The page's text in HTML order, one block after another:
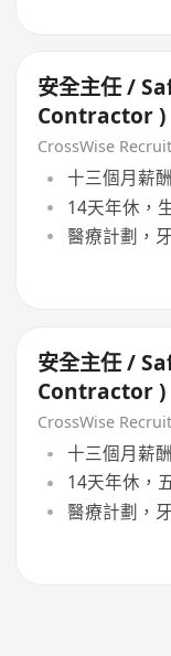
安全主任 /
Contractor )
CrossWise
十三個月薪
14天年休，
醫療計劃，
安全主任 /
Contractor )
CrossWise
十三個月薪
14天年休，
醫療計劃，